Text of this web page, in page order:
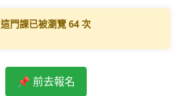
這門課已被瀏覽64次
📌 前去報名